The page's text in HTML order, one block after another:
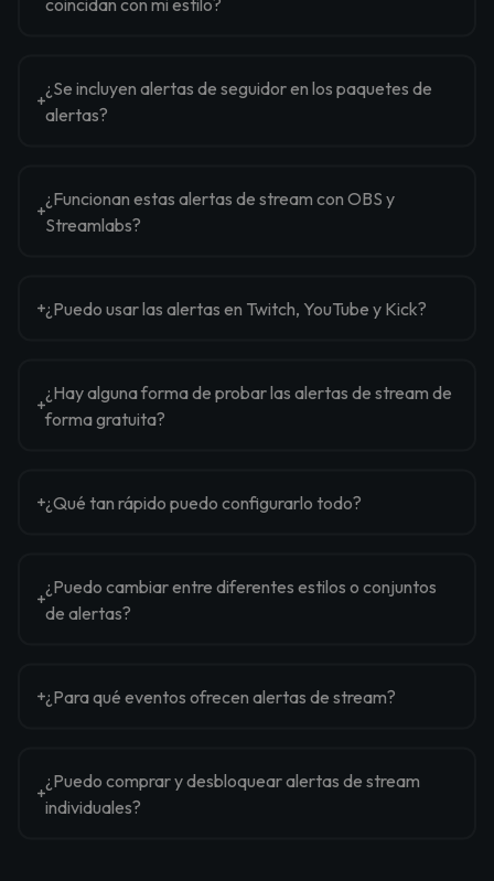
¿Se incluyen alertas de seguidor en los paquetes de
alertas?
¿Funcionan estas alertas de stream con OBS y
Streamlabs?
¿Puedo usar las alertas en Twitch, YouTube y Kick?
¿Hay alguna forma de probar las alertas de stream de
forma gratuita?
¿Qué tan rápido puedo configurarlo todo?
¿Puedo cambiar entre diferentes estilos o conjuntos
de alertas?
¿Para qué eventos ofrecen alertas de stream?
¿Puedo comprar y desbloquear alertas de stream
individuales?